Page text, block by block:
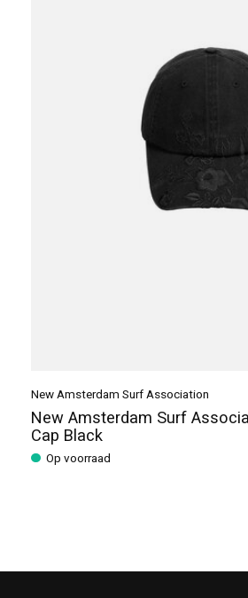
New Amsterdam Surf Association
New Amsterdam Surf
Cap Black
Op voorraad